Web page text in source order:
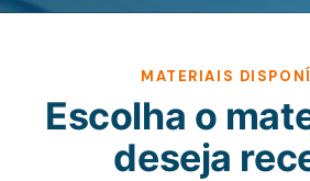
MATERIAIS
Escolha o
deseja